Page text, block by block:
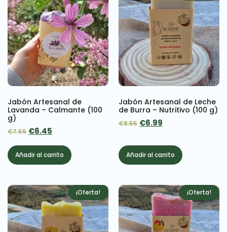
Jabón Artesanal de
Lavanda – Calmante (100
g)
€7.55 €6.45
Añadir al carrito
Jabón Artesanal de Leche
de Burra – Nutritivo (100 g)
€8.55 €6.99
Añadir al carrito
¡Oferta! ¡Oferta!